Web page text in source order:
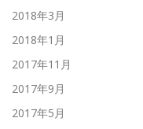
2018年3月
2018年1月
2017年11月
2017年9月
2017年5月